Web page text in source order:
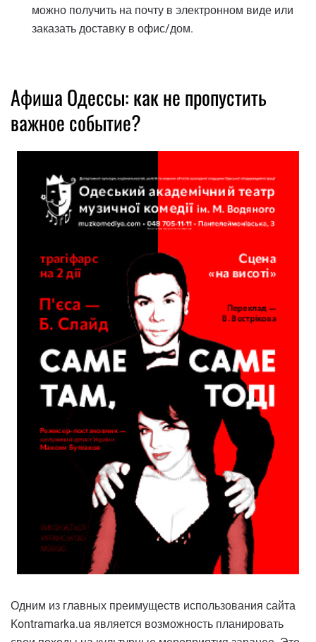
можно получить на почту в электронном виде или
заказать доставку в офис/дом.
Афиша Одессы: как не пропустить
важное событие?
Одним из главных преимуществ использования сайта
Kontramarka.ua является возможность планировать